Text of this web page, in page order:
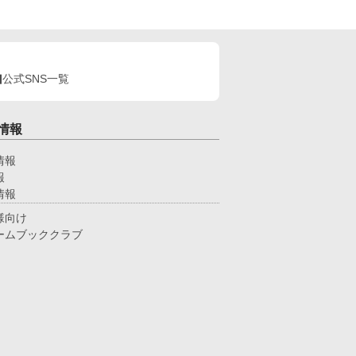
公式SNS一覧
報
報
報
向け
ムブッククラブ